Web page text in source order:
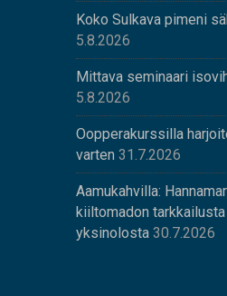
Koko Sulkava pimeni
5.8.2026
Mittava seminaari
5.8.2026
Oopperakurssilla
varten 31.7.2026
Aamukahvilla:
kiiltomadon
yksinolosta 30.7.2026